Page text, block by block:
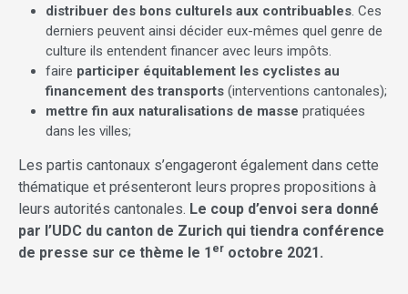
distribuer des bons culturels aux contribuables. Ces
derniers peuvent ainsi décider eux-mêmes quel genre de
culture ils entendent financer avec leurs impôts.
faire participer équitablement les cyclistes au
financement des transports (interventions cantonales);
mettre fin aux naturalisations de masse pratiquées
dans les villes;
Les partis cantonaux s’engageront également dans cette
thématique et présenteront leurs propres propositions à
leurs autorités cantonales. Le coup d’envoi sera donné
par l’UDC du canton de Zurich qui tiendra conférence
de presse sur ce thème le 1 er octobre 2021.